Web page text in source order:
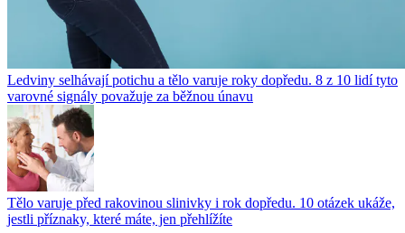
Ledviny selhávají potichu a tělo varuje roky dopředu. 8 z 10 lidí tyto
varovné signály považuje za běžnou únavu
Tělo varuje před rakovinou slinivky i rok dopředu. 10 otázek ukáže,
jestli příznaky, které máte, jen přehlížíte